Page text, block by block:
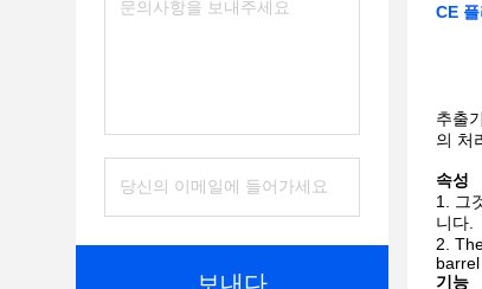
보내다
CE
추출
의 처
속성
그
니다.
기능